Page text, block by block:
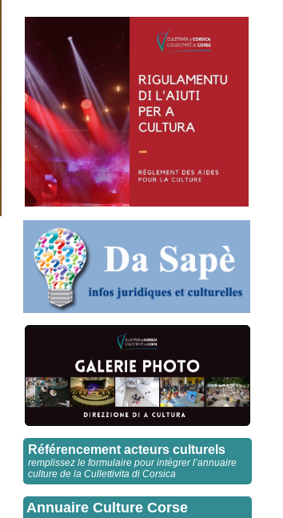
Référencement acteurs culturels
remplissez le formulaire pour intégrer l’annuaire
culture de la Cullettivita di Corsica
Annuaire Culture Corse